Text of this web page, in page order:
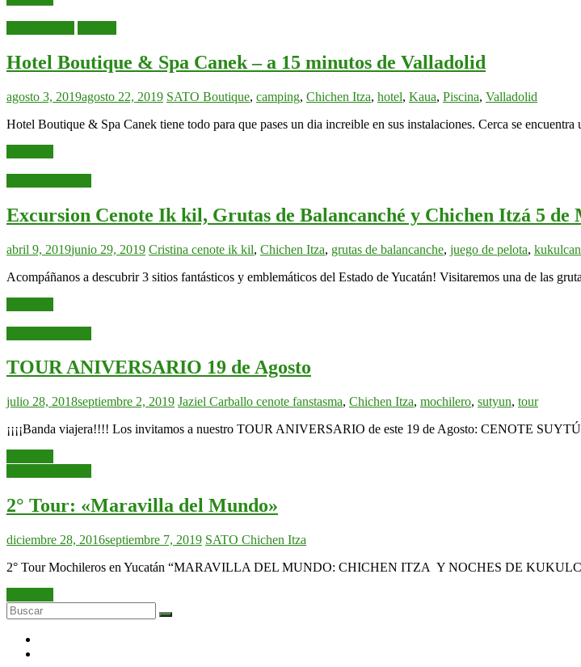
Hotel Boutique & Spa Canek – a 15 minutos de Valladolid
agosto 3, 2019agosto 22, 2019 SATO Boutique, camping, Chichen Itza, hotel, Kaua, Piscina, Valladolid
Hotel Boutique & Spa Canek tiene todo para que pases un dia increible en sus instalaciones. Cerca se encuentra
Excursion Cenote Ik kil, Grutas de Balancanché y Chichen Itzá 5 de
abril 9, 2019junio 29, 2019 Cristina cenote ik kil, Chichen Itza, grutas de balancanche, juego de pelota, kukulcan
Acompáñanos a descubrir 3 sitios fantásticos y emblemáticos del Estado de Yucatán! Visitaremos una de las
TOUR ANIVERSARIO 19 de Agosto
julio 28, 2018septiembre 2, 2019 Jaziel Carballo cenote fanstasma, Chichen Itza, mochilero, sutyun, tour
¡¡¡¡Banda viajera!!!! Los invitamos a nuestro TOUR ANIVERSARIO de este 19 de Agosto: CENOTE
2° Tour: «Maravilla del Mundo»
diciembre 28, 2016septiembre 7, 2019 SATO Chichen Itza
2° Tour Mochileros en Yucatán “MARAVILLA DEL MUNDO: CHICHEN ITZA Y NOCHES DE